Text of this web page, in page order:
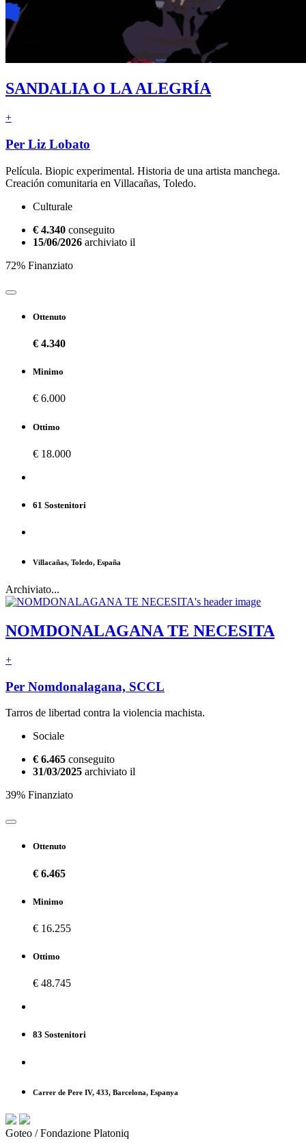
SANDALIA O LA ALEGRÍA
+
Per Liz Lobato
Película. Biopic experimental. Historia de una artista manchega.
Creación comunitaria en Villacañas, Toledo.
Culturale
€ 4.340 conseguito
15/06/2026 archiviato il
72% Finanziato
Ottenuto
€ 4.340
Minimo
€ 6.000
Ottimo
€ 18.000
61 Sostenitori
Villacañas, Toledo, España
Archiviato...
NOMDONALAGANA TE NECESITA
+
Per Nomdonalagana, SCCL
Tarros de libertad contra la violencia machista.
Sociale
€ 6.465 conseguito
31/03/2025 archiviato il
39% Finanziato
Ottenuto
€ 6.465
Minimo
€ 16.255
Ottimo
€ 48.745
83 Sostenitori
Carrer de Pere IV, 433, Barcelona, Espanya
Goteo / Fondazione Platoniq